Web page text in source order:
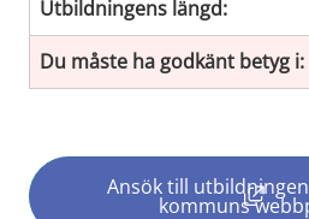
Utbildningens längd:
Du måste ha godkänt betyg i:
Ansök till
kommuns(länk